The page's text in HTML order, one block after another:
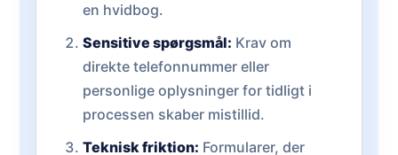
en hvidbog.
Sensitive spørgsmål: Krav om
direkte telefonnummer eller
personlige oplysninger for tidligt i
processen skaber mistillid.
Teknisk friktion: Formularer, der